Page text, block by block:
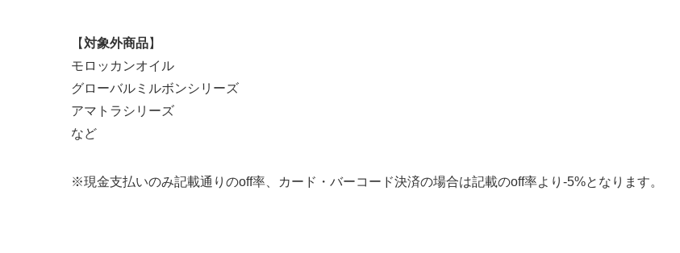
【対象外商品】
モロッカンオイル
グローバルミルボンシリーズ
アマトラシリーズ
など
※現金支払いのみ記載通りのoff率、カード・バーコード決済の場合は記載のoff率より-5%となります。